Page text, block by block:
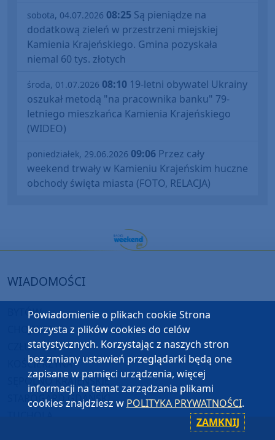
sobota, 04.07.2026 08:25 Są pieniądze na
dodatkową zieleń w przestrzeni miejskiej
Kamienia Krajeńskiego. Gmina pozyskała
niemal 60 tys. złotych
środa, 01.07.2026 08:10 19-letni obywatel Ukrainy
oszukał metodą "na pracownika banku" 79-
letniego mieszkańca Kamienia Krajeńskiego
(WIDEO)
poniedziałek, 29.06.2026 09:06 Przez cały
weekend trwały w Kamieniu Krajeńskim huczne
obchody święta miasta (FOTO, RELACJA)
WIADOMOŚCI
BYTÓW
CHOJNICE
CZŁUCHÓW
KOŚCIERZYNA
SĘPÓLNO KRAJEŃSKIE
STAROGARD GDAŃSKI
Powiadomienie o plikach cookie Strona
korzysta z plików cookies do celów
statystycznych. Korzystając z naszych stron
bez zmiany ustawień przeglądarki będą one
zapisane w pamięci urządzenia, więcej
informacji na temat zarządzania plikami
cookies znajdziesz w POLITYKA PRYWATNOŚCI.
ZAMKNIJ